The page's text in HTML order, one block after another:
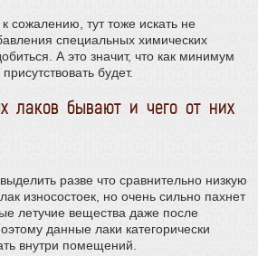
сожалению, тут тоже искать не
специальных химических
А это значит, что как минимум
будет.
лаков бывают и чего от них
разве что сравнительно низкую
износостоек, но очень сильно пахнет
летучие вещества даже после
данные лаки категорически
внутри помещений.